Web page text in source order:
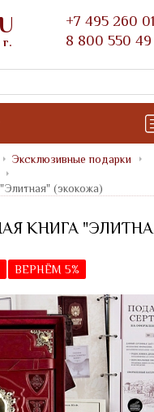
+7 495 260
8 800 550 49
Эксклюзивные подарки
(экокожа)
КНИГА
ВЕРНЁМ 5%